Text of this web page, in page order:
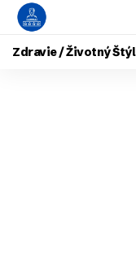
Zdravie / Životný Štýl